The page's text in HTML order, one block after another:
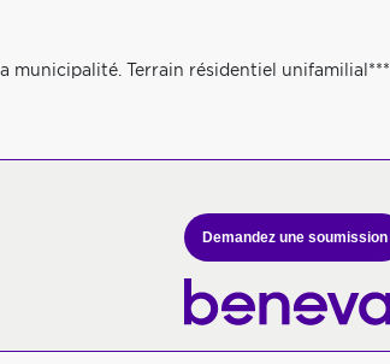
municipalité. Terrain résidentiel unifamilial***
Demandez une soumission